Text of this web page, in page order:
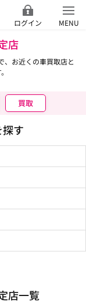
ログイン MENU
店
、お近くの車買取店と
買取
す
店一覧